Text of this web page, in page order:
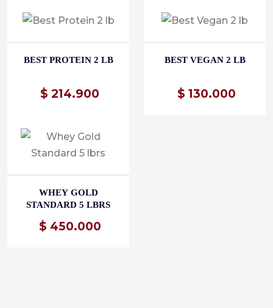
BEST PROTEIN 2 LB
$ 214.900
BEST VEGAN 2 LB
$ 130.000
WHEY GOLD
STANDARD 5 LBRS
$ 450.000